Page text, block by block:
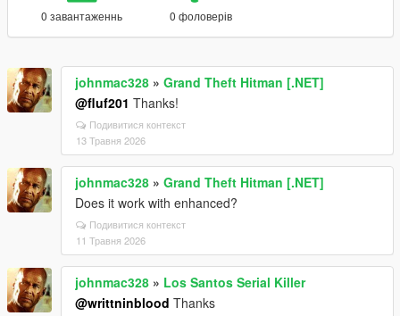
0 завантаженнь 0 фоловерів
johnmac328 » Grand Theft Hitman [.NET]
@fluf201 Thanks!
Подивитися контекст
13 Травня 2026
johnmac328 » Grand Theft Hitman [.NET]
Does it work with enhanced?
Подивитися контекст
11 Травня 2026
johnmac328 » Los Santos Serial Killer
@writtninblood Thanks